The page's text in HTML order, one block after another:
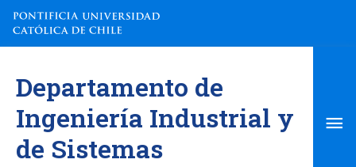
contenido
Departamento de
Ingeniería Industrial y
de Sistemas